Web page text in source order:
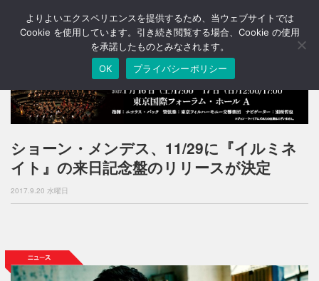
T
o
a
v
g
o
ショーン・メンデス、11/29に『イルミネ
イト』の来日記念盤のリリースが決定
2017.9.20 水曜日
よりよいエクスペリエンスを提供するため、当ウェブサイトでは
Cookie を使用しています。引き続き閲覧する場合、Cookie の使用
を承諾したものとみなされます。
OK
プライバシーポリシー